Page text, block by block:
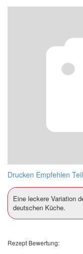
Drucken Empfehlen
Eine leckere Variation
deutschen Küche.
Rezept Bewertung: